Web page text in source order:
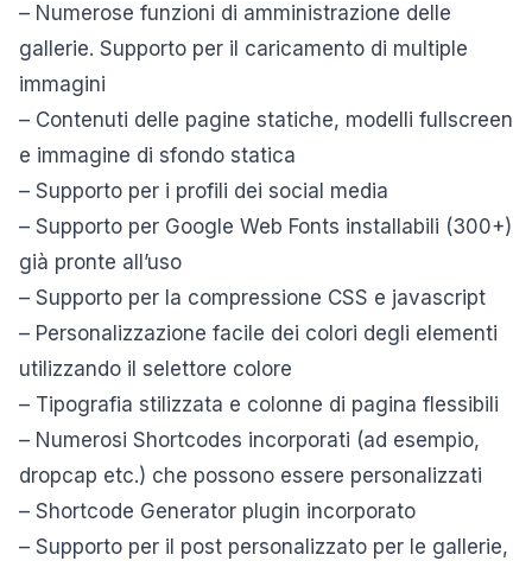
– Numerose funzioni di amministrazione delle
gallerie. Supporto per il caricamento di multiple
immagini
– Contenuti delle pagine statiche, modelli fullscreen
e immagine di sfondo statica
– Supporto per i profili dei social media
– Supporto per Google Web Fonts installabili (300+)
già pronte all’uso
– Supporto per la compressione CSS e javascript
– Personalizzazione facile dei colori degli elementi
utilizzando il selettore colore
– Tipografia stilizzata e colonne di pagina flessibili
– Numerosi Shortcodes incorporati (ad esempio,
dropcap etc.) che possono essere personalizzati
– Shortcode Generator plugin incorporato
– Supporto per il post personalizzato per le gallerie,